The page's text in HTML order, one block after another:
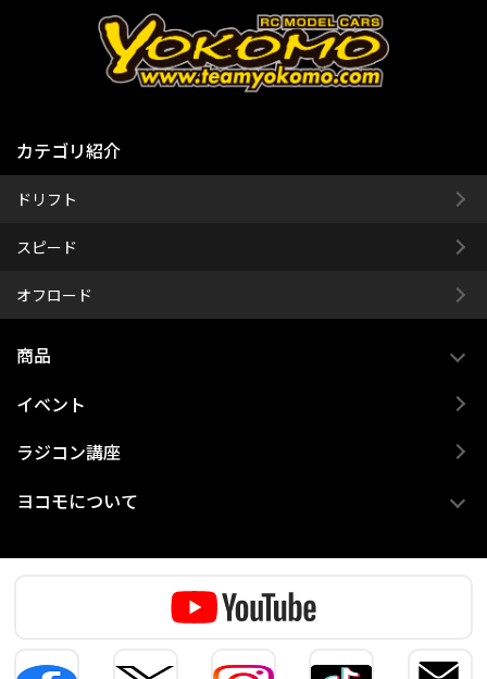
カテゴリ紹介
ドリフト
スピード
オフロード
商品
イベント
ラジコン講座
ヨコモについて